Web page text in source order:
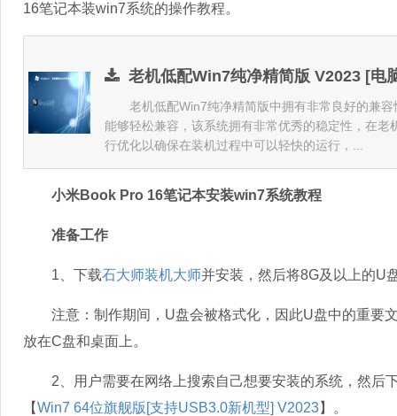
16笔记本装win7系统的操作教程。
老机低配Win7纯净精简版 V2023 [电
老机低配Win7纯净精简版中拥有非常良好的兼容
能够轻松兼容，该系统拥有非常优秀的稳定性，在老
行优化以确保在装机过程中可以轻快的运行，...
小米Book Pro 16笔记本安装win7系统教程
准备工作
1、下载石大师装机大师并安装，然后将8G及以上的U
注意：制作期间，U盘会被格式化，因此U盘中的重要
放在C盘和桌面上。
2、用户需要在网络上搜索自己想要安装的系统，然后
【Win7 64位旗舰版[支持USB3.0新机型] V2023】。